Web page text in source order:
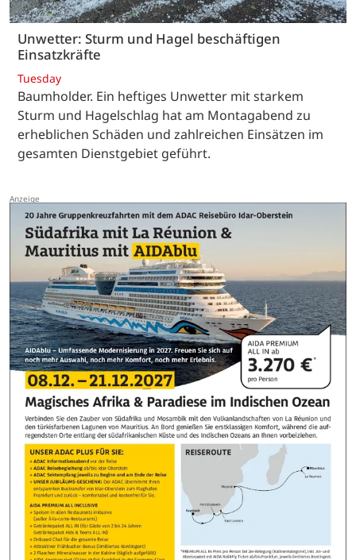
Unwetter: Sturm und Hagel beschäftigen
Einsatzkräfte
Tuesday
Baumholder. Ein heftiges Unwetter mit starkem
Sturm und Hagelschlag hat am Montagabend zu
erheblichen Schäden und zahlreichen Einsätzen im
gesamten Dienstgebiet geführt.